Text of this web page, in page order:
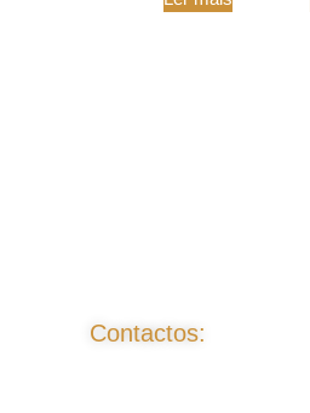
Contactos: